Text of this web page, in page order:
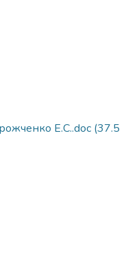
Е.С..doc (37.5